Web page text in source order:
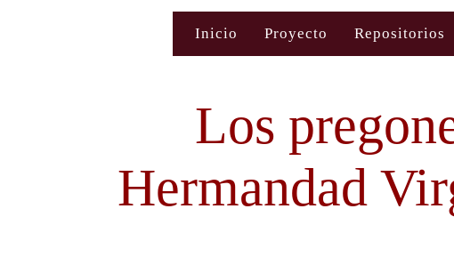
Inicio Proyecto Repositorios
Los
Hermandad